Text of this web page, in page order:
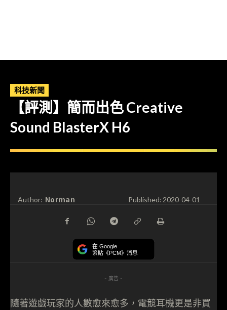
科技新聞
【評測】簡而出色 Creative
Sound BlasterX H6
Author: Norman Published:2020-04-01
在 Google
緊貼《PCM》消息
- 廣告 -
隨著遊戲玩家的人數愈來愈多，電競耳機更是非買